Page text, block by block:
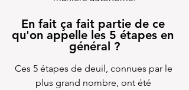
En fait ça fait partie de ce
qu'on appelle les 5 étapes en
général ?
Ces 5 étapes de deuil, connues par le
plus grand nombre, ont été